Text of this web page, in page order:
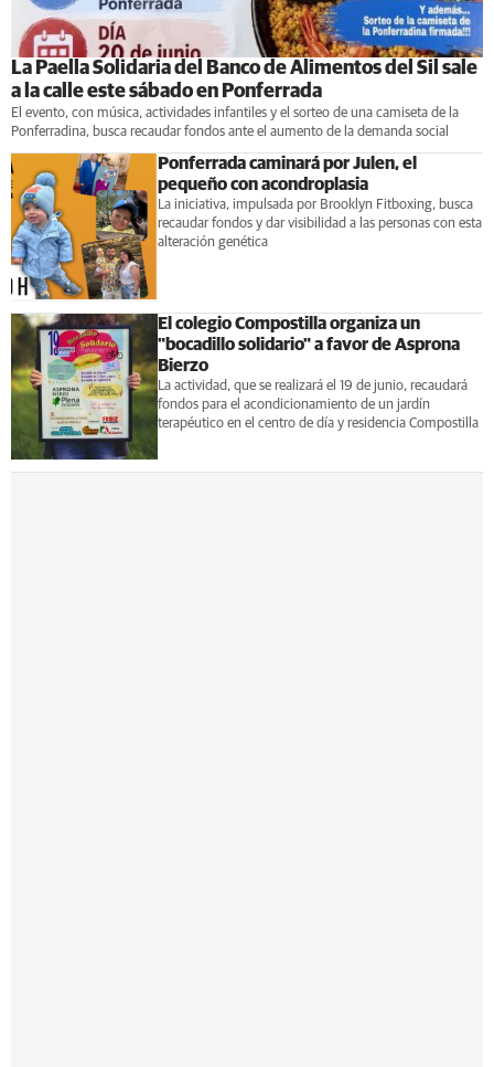
La Paella Solidaria del Banco de Alimentos del Sil sale
a la calle este sábado en Ponferrada
El evento, con música, actividades infantiles y el sorteo de una camiseta de la
Ponferradina, busca recaudar fondos ante el aumento de la demanda social
Ponferrada caminará por Julen, el
pequeño con acondroplasia
La iniciativa, impulsada por Brooklyn Fitboxing, busca
recaudar fondos y dar visibilidad a las personas con esta
alteración genética
El colegio Compostilla organiza un
"bocadillo solidario" a favor de Asprona
Bierzo
La actividad, que se realizará el 19 de junio, recaudará
fondos para el acondicionamiento de un jardín
terapéutico en el centro de día y residencia Compostilla